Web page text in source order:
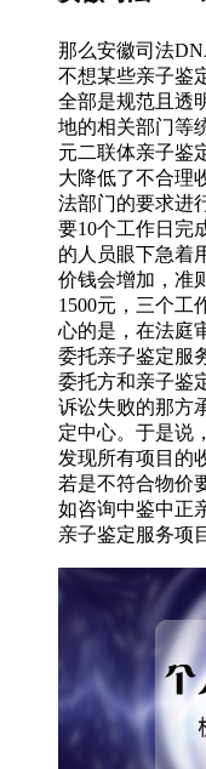
那么安徽司法
不想某些亲子鉴
全部是规范且透
地的相关部门等
元二联体亲子鉴
大降低了不合理
法部门的要求进
要10个工作日完
的人员眼下急着
价钱会增加，准
1500元，三个工
心的是，在法庭
委托亲子鉴定服
委托方和亲子鉴
诉讼失败的那方
定中心。于是说
发现所有项目的
若是不符合物价
如咨询中鉴中正
亲子鉴定服务项